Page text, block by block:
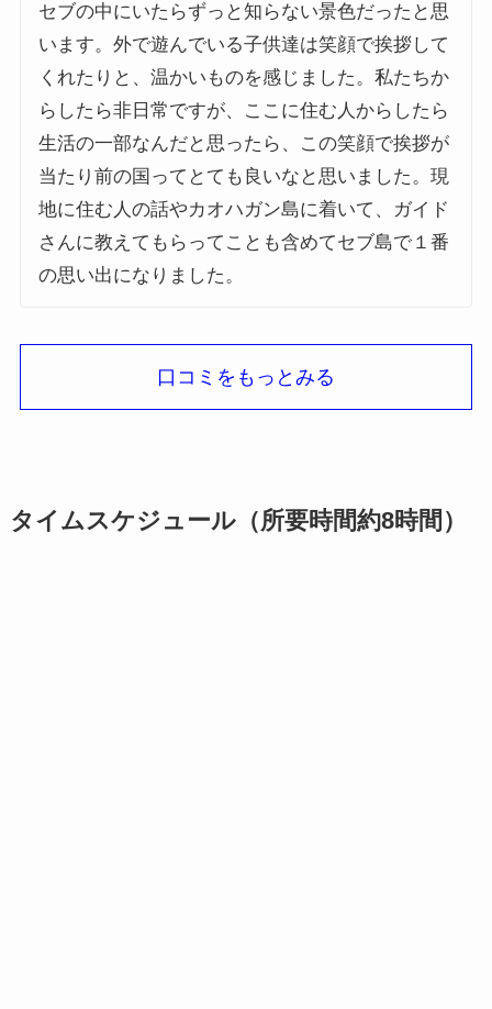
セブの中にいたらずっと知らない景色だったと思
います。外で遊んでいる子供達は笑顔で挨拶して
くれたりと、温かいものを感じました。私たちか
らしたら非日常ですが、ここに住む人からしたら
生活の一部なんだと思ったら、この笑顔で挨拶が
当たり前の国ってとても良いなと思いました。現
地に住む人の話やカオハガン島に着いて、ガイド
さんに教えてもらってことも含めてセブ島で１番
の思い出になりました。
口コミをもっとみる
タイムスケジュール（所要時間約8時間 ）